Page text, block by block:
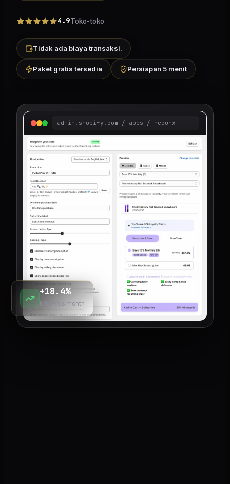
4.9Toko-toko
Tidak ada biaya transaksi.
Paket gratis tersedia Persiapan 5 menit
admin.shopify.com / apps / recurx
+18.4%
MRR this month